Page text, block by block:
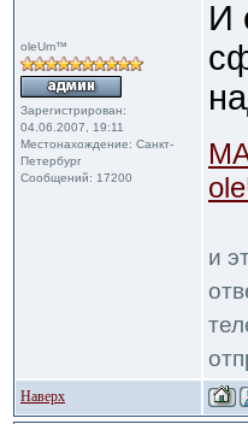
oleUm™
Зарегистрирован:
04.06.2007, 19:11
Местонахождение: Санкт-
Петербург
Сообщений: 17200
И
и
Наверх